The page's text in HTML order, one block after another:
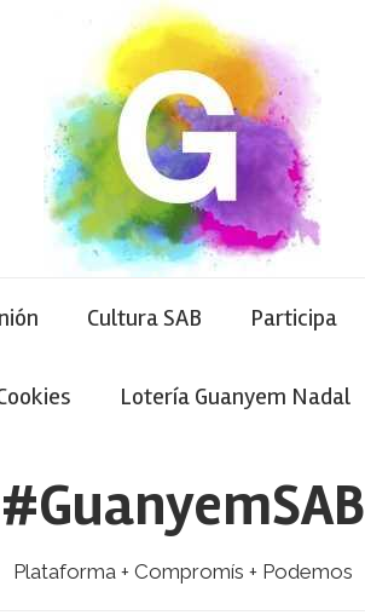
Cultura SAB Participa
Lotería Guanyem Nadal
#GuanyemSAB
Plataforma + Compromís + Podemos